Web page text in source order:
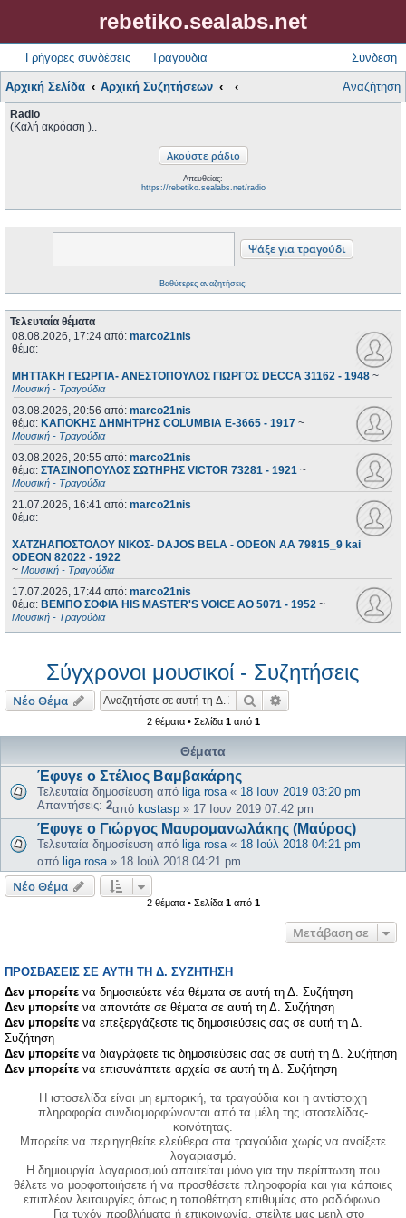
rebetiko.sealabs.net
Γρήγορες συνδέσεις Τραγούδια Σύνδεση
Αρχική Σελίδα Αρχική Συζητήσεων Αναζήτηση
Radio
(Καλή ακρόαση )..
Απευθείας:
https://rebetiko.sealabs.net/radio
Βαθύτερες αναζητήσεις;
Τελευταία θέματα
08.08.2026, 17:24 από: marco21nis
θέμα:
ΜΗΤΤΑΚΗ ΓΕΩΡΓΙΑ- ΑΝΕΣΤΟΠΟΥΛΟΣ ΓΙΩΡΓΟΣ DECCA 31162 - 1948 ~
Μουσική - Τραγούδια
03.08.2026, 20:56 από: marco21nis
θέμα: ΚΑΠΟΚΗΣ ΔΗΜΗΤΡΗΣ COLUMBIA E-3665 - 1917 ~
Μουσική - Τραγούδια
03.08.2026, 20:55 από: marco21nis
θέμα: ΣΤΑΣΙΝΟΠΟΥΛΟΣ ΣΩΤΗΡΗΣ VICTOR 73281 - 1921 ~
Μουσική - Τραγούδια
21.07.2026, 16:41 από: marco21nis
θέμα:
ΧΑΤΖΗΑΠΟΣΤΟΛΟΥ ΝΙΚΟΣ- DAJOS BELA - ODEON AA 79815_9 kai
ODEON 82022 - 1922
~ Μουσική - Τραγούδια
17.07.2026, 17:44 από: marco21nis
θέμα: ΒΕΜΠΟ ΣΟΦΙΑ HIS MASTER'S VOICE AO 5071 - 1952 ~
Μουσική - Τραγούδια
Σύγχρονοι μουσικοί - Συζητήσεις
Νέο Θέμα Αναζήτηση
2 θέματα • Σελίδα 1από 1
Θέματα
Έφυγε ο Στέλιος Βαμβακάρης
Τελευταία δημοσίευση από liga rosa « 18 Ιουν 2019 03:20 pm
Απαντήσεις: 2από kostasp » 17 Ιουν 2019 07:42 pm
Έφυγε ο Γιώργος Μαυρομανωλάκης (Μαύρος)
Τελευταία δημοσίευση από liga rosa « 18 Ιούλ 2018 04:21 pm
από liga rosa » 18 Ιούλ 2018 04:21 pm
Νέο Θέμα
2 θέματα • Σελίδα 1από 1
Μετάβαση σε
ΠΡΟΣΒΆΣΕΙΣ ΣΕ ΑΥΤΉ ΤΗ Δ. ΣΥΖΉΤΗΣΗ
Δεν μπορείτε να δημοσιεύετε νέα θέματα σε αυτή τη Δ. Συζήτηση
Δεν μπορείτε να απαντάτε σε θέματα σε αυτή τη Δ. Συζήτηση
Δεν μπορείτε να επεξεργάζεστε τις δημοσιεύσεις σας σε αυτή τη Δ.
Συζήτηση
Δεν μπορείτε να διαγράφετε τις δημοσιεύσεις σας σε αυτή τη Δ. Συζήτηση
Δεν μπορείτε να επισυνάπτετε αρχεία σε αυτή τη Δ. Συζήτηση
Η ιστοσελίδα είναι μη εμπορική, τα τραγούδια και η αντίστοιχη
πληροφορία συνδιαμορφώνονται από τα μέλη της ιστοσελίδας-
κοινότητας.
Μπορείτε να περιηγηθείτε ελεύθερα στα τραγούδια χωρίς να ανοίξετε
λογαριασμό.
Η δημιουργία λογαριασμού απαιτείται μόνο για την περίπτωση που
θέλετε να μορφοποιήσετε ή να προσθέσετε πληροφορία και για κάποιες
επιπλέον λειτουργίες όπως η τοποθέτηση επιθυμίας στο ραδιόφωνο.
Για τυχόν προβλήματα ή επικοινωνία, στείλτε μας μεηλ στο